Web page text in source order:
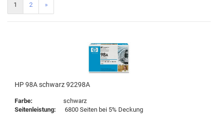
1 2 »
HP 98A schwarz 92298A
Farbe:
schwarz
Seitenleistung: 6800 Seiten bei 5% Deckung